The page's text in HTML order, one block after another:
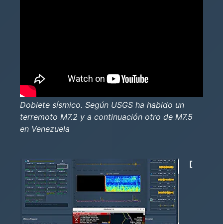
Doblete sísmico. Según USGS ha habido un
terremoto M7.2 y a continuación otro de M7.5
en Venezuela
[